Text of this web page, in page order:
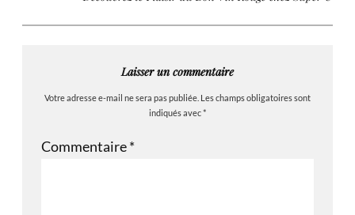
Laisser un commentaire
Votre adresse e-mail ne sera pas publiée. Les champs obligatoires sont
indiqués avec*
Commentaire*